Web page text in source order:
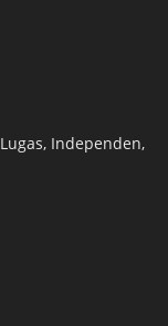
Independen,